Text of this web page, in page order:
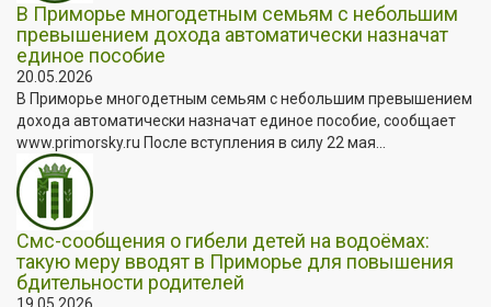
В Приморье многодетным семьям с небольшим
превышением дохода автоматически назначат
единое пособие
20.05.2026
В Приморье многодетным семьям с небольшим превышением
дохода автоматически назначат единое пособие, сообщает
www.primorsky.ru После вступления в силу 22 мая...
Смс-сообщения о гибели детей на водоёмах:
такую меру вводят в Приморье для повышения
бдительности родителей